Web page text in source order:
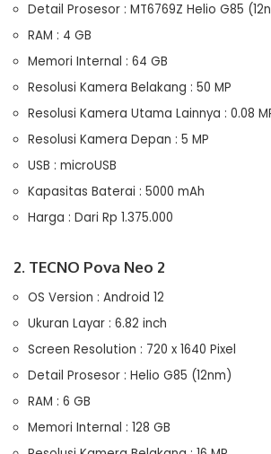
Detail Prosesor : MT6769Z Helio G85
RAM : 4 GB
Memori Internal : 64 GB
Resolusi Kamera Belakang : 50 MP
Resolusi Kamera Utama Lainnya : 0.08
Resolusi Kamera Depan : 5 MP
USB : microUSB
Kapasitas Baterai : 5000 mAh
Harga : Dari Rp 1.375.000
2. TECNO Pova Neo 2
OS Version : Android 12
Ukuran Layar : 6.82 inch
Screen Resolution : 720 x 1640 Pixel
Detail Prosesor : Helio G85 (12nm)
RAM : 6 GB
Memori Internal : 128 GB